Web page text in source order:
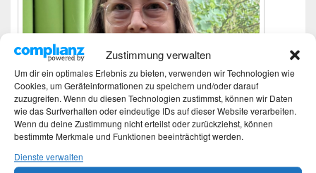
Zustimmung verwalten
Um dir ein optimales Erlebnis zu bieten, verwenden wir Technologien wie
Cookies, um Geräteinformationen zu speichern und/oder darauf
zuzugreifen. Wenn du diesen Technologien zustimmst, können wir Daten
wie das Surfverhalten oder eindeutige IDs auf dieser Website verarbeiten.
Wenn du deine Zustimmung nicht erteilst oder zurückziehst, können
bestimmte Merkmale und Funktionen beeinträchtigt werden.
Dienste verwalten